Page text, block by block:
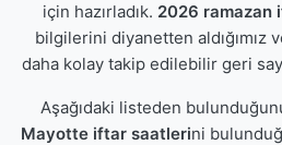
için hazırladık. 2026
bilgilerini diyanetten aldığımız
daha kolay takip edilebilir geri
Aşağıdaki listeden
Mayotte iftar saatlerini